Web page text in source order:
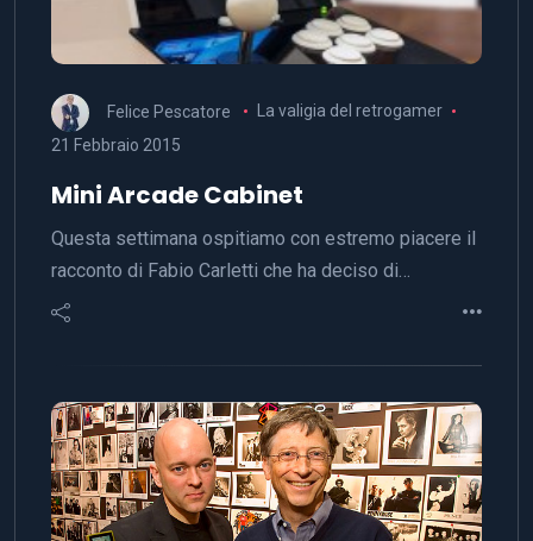
Felice Pescatore
La valigia del retrogamer
21 Febbraio 2015
Mini Arcade Cabinet
Questa settimana ospitiamo con estremo piacere il
racconto di Fabio Carletti che ha deciso di…